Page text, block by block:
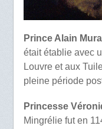
Prince Alain
était établie avec
Louvre et aux
pleine période
Princesse
Mingrélie fut en